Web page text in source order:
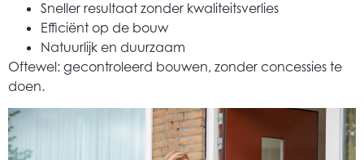
Sneller resultaat zonder kwaliteitsverlies
Efficiënt op de bouw
Natuurlijk en duurzaam
Oftewel: gecontroleerd bouwen, zonder concessies te
doen.